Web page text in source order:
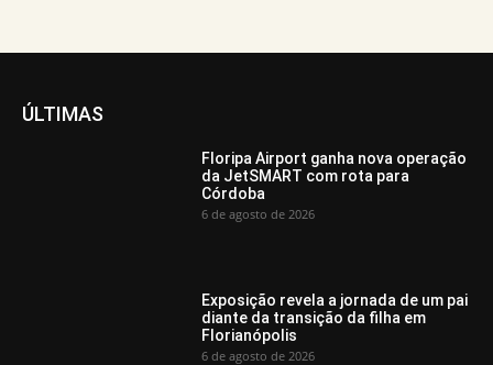
ÚLTIMAS
Floripa Airport ganha nova operação
da JetSMART com rota para
Córdoba
6 de agosto de 2026
Exposição revela a jornada de um pai
diante da transição da filha em
Florianópolis
6 de agosto de 2026